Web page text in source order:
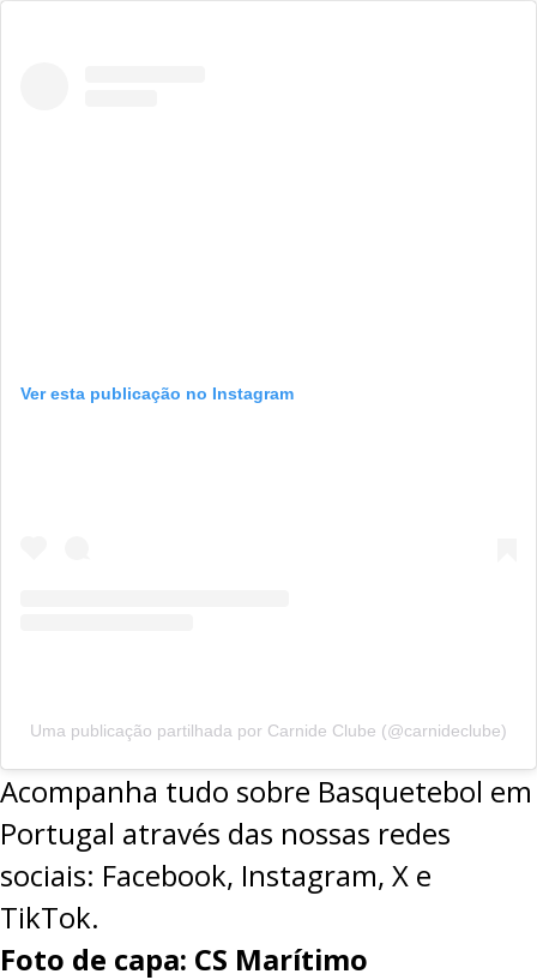
Ver esta publicação no Instagram
Uma publicação partilhada por Carnide Clube (@carnideclube)
Acompanha tudo sobre Basquetebol em
Portugal através das nossas redes
sociais: Facebook, Instagram, X e
TikTok.
Foto de capa: CS Marítimo